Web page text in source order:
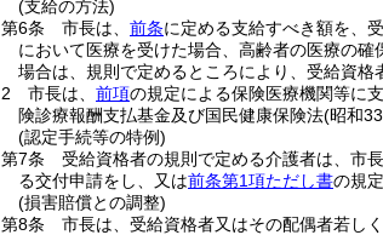
(支給の方法)
第6条
市長は、 前条に定める支給すべき額を、
において医療を受けた場合、高齢者の医療の確
場合は、規則で定めるところにより、受給資格
2
市長は、 前項の規定による保険医療機関等に
険診療報酬支払基金及び国民健康保険法(昭和
(認定手続等の特例)
第7条
受給資格者の規則で定める介護者は、市
る交付申請をし、又は前条第1項ただし書の規
(損害賠償との調整)
第8条
市長は、受給資格者又はその配偶者若し